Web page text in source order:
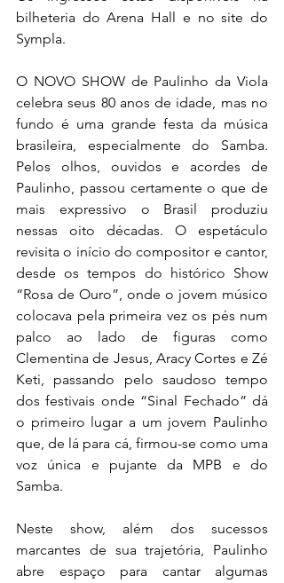
bilheteria do Arena Hall e no site do
Sympla.
O NOVO SHOW de Paulinho da Viola
celebra seus 80 anos de idade, mas no
fundo é uma grande festa da música
brasileira, especialmente do Samba.
Pelos olhos, ouvidos e acordes de
Paulinho, passou certamente o que de
mais expressivo o Brasil produziu
nessas oito décadas. O espetáculo
revisita o início do compositor e cantor,
desde os tempos do histórico Show
“Rosa de Ouro”, onde o jovem músico
colocava pela primeira vez os pés num
palco ao lado de figuras como
Clementina de Jesus, Aracy Cortes e Zé
Keti, passando pelo saudoso tempo
dos festivais onde “Sinal Fechado” dá
o primeiro lugar a um jovem Paulinho
que, de lá para cá, firmou-se como uma
voz única e pujante da MPB e do
Samba.
Neste show, além dos sucessos
marcantes de sua trajetória, Paulinho
abre espaço para cantar algumas